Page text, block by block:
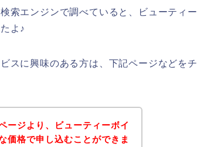
索エンジンで調べていると、ビューティー
よ♪
スに興味のある方は、下記ページなどをチ
ージより、ビューティーボイ
価格で申し込むことができま